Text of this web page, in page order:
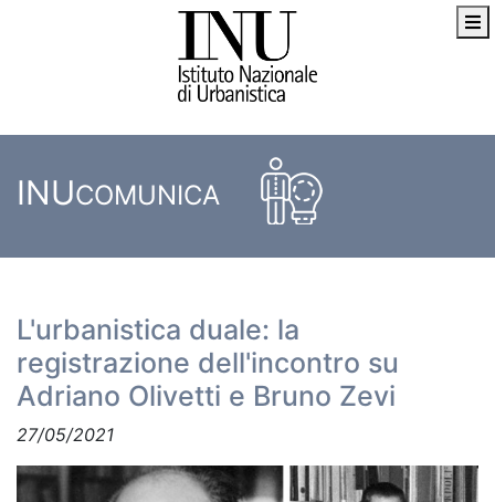
INUCOMUNICA
L'urbanistica duale: la
registrazione dell'incontro su
Adriano Olivetti e Bruno Zevi
27/05/2021